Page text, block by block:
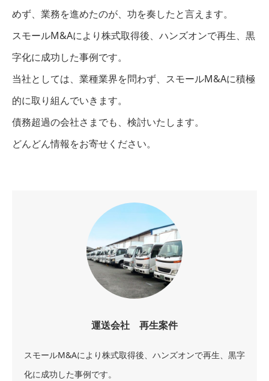
めず、業務を進めたのが、功を奏したと言えます。
スモールM&Aにより株式取得後、ハンズオンで再生、黒
字化に成功した事例です。
当社としては、業種業界を問わず、スモールM&Aに積極
的に取り組んでいきます。
債務超過の会社さまでも、検討いたします。
どんどん情報をお寄せください。
運送会社 再生案件
スモールM&Aにより株式取得後、ハンズオンで再生、黒字
化に成功した事例です。